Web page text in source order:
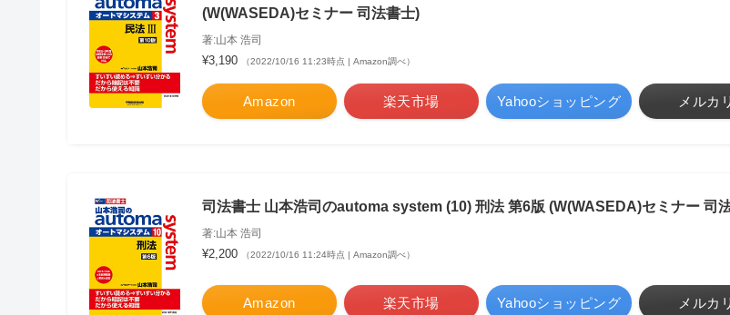
(W(WASEDA)セミナー 司法書士)
著:山本 浩司
¥3,190 （2022/10/16 11:23時点 | Amazon調べ）
Amazon 楽天市場 Yahooショッピング メルカリ
司法書士 山本浩司のautoma system (10) 刑法 第6版 (W(WASEDA)セミナー 司
著:山本 浩司
¥2,200 （2022/10/16 11:24時点 | Amazon調べ）
Amazon 楽天市場 Yahooショッピング メルカリ